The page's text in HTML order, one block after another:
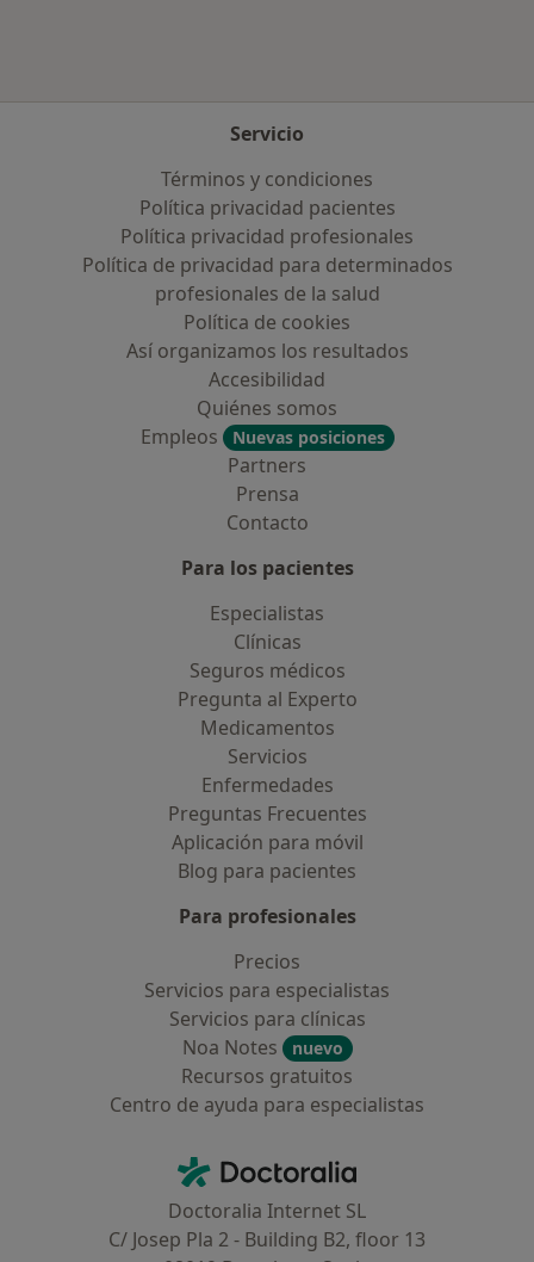
Servicio
Términos y condiciones
Política privacidad pacientes
Política privacidad profesionales
Política de privacidad para determinados
profesionales de la salud
Política de cookies
Así organizamos los resultados
Accesibilidad
Quiénes somos
Empleos
Nuevas posiciones
Partners
Prensa
Contacto
Para los pacientes
Especialistas
Clínicas
Seguros médicos
Pregunta al Experto
Medicamentos
Servicios
Enfermedades
Preguntas Frecuentes
Aplicación para móvil
Blog para pacientes
Para profesionales
Precios
Servicios para especialistas
Servicios para clínicas
Noa Notes
nuevo
Recursos gratuitos
Centro de ayuda para especialistas
Doctoralia - Página de inicio
Doctoralia Internet SL
C/ Josep Pla 2 - Building B2, floor 13